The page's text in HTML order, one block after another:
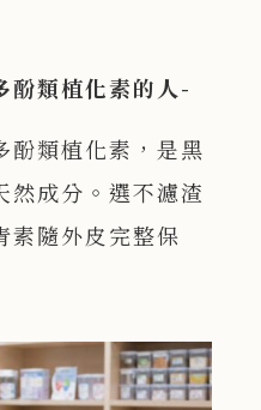
酚類植化素的人-
酚類植化素，是黑
然成分。選不濾渣
素隨外皮完整保